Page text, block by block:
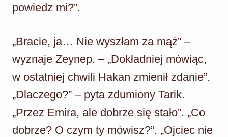
powiedz mi?”.
„Bracie, ja… Nie wyszłam za mąż” –
wyznaje Zeynep. – „Dokładniej mówiąc,
w ostatniej chwili Hakan zmienił zdanie”.
„Dlaczego?” – pyta zdumiony Tarik.
„Przez Emira, ale dobrze się stało”. „Co
dobrze? O czym ty mówisz?”. „Ojciec nie